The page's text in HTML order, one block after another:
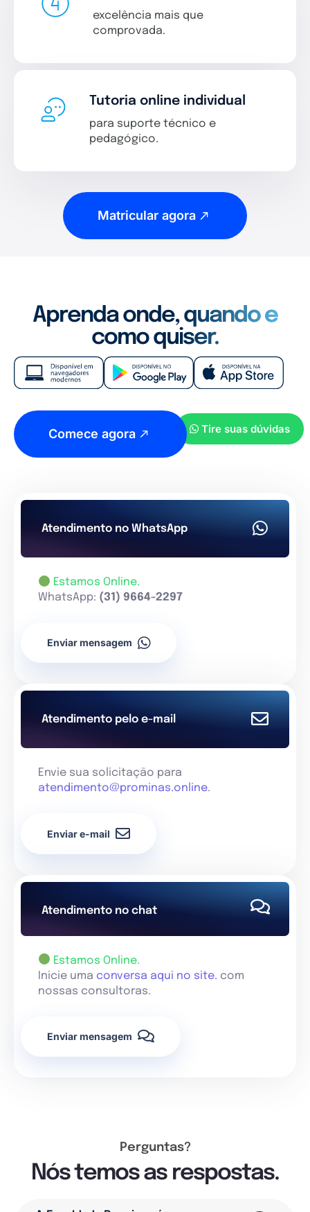
excelência mais que
comprovada.
Tutoria online individual
para suporte técnico e
pedagógico.
Matricular agora
Aprenda onde, quando e
como quiser.
Comece agora Tire suas dúvidas
Atendimento no WhatsApp
Estamos Online.
WhatsApp: (31) 9664-2297
Enviar mensagem
Atendimento pelo e-mail
Envie sua solicitação para
atendimento@prominas.online.
Enviar e-mail
Atendimento no chat
Estamos Online.
Inicie uma conversa aqui no site. com
nossas consultoras.
Enviar mensagem
Perguntas?
Nós temos as respostas.